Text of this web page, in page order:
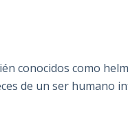
conocidos como
de un ser humano